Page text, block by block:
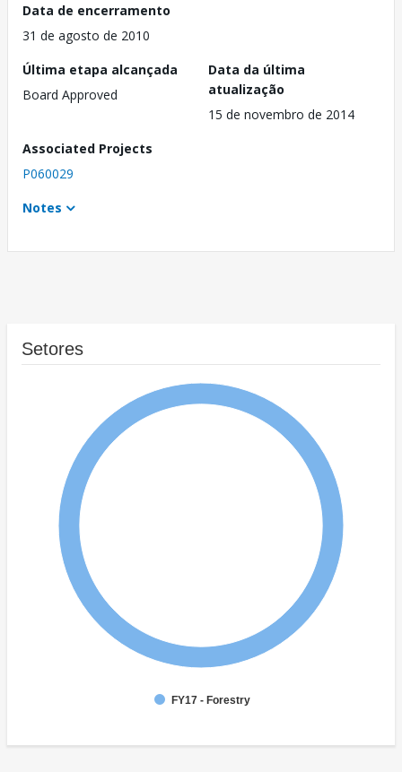
Data de encerramento
31 de agosto de 2010
Última etapa alcançada
Board Approved
Data da última
atualização
15 de novembro de 2014
Associated Projects
P060029
Notes
Setores
FY17 - Forestry